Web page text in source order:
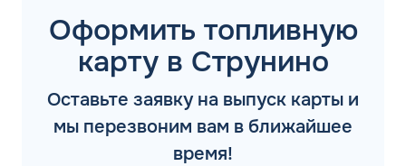
Оформить топливную
карту в Струнино
Оставьте заявку на выпуск карты и
мы перезвоним вам в ближайшее
время!